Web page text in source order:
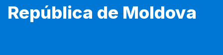
República de Moldova